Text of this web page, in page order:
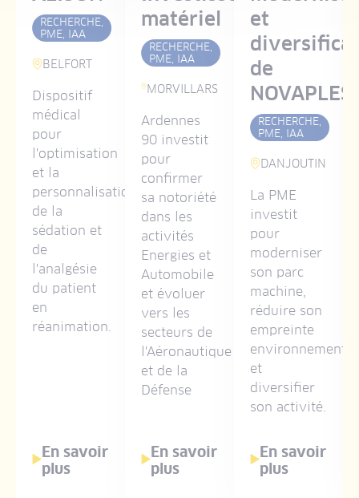
RECHERCHE,
PME, IAA
BELFORT
Dispositif
médical
pour
l'optimisation
et la
personnalisation
de la
sédation et
de
l'analgésie
du patient
en
réanimation.
En savoir
plus
matériel
RECHERCHE,
PME, IAA
MORVILLARS
Ardennes
90 investit
pour
confirmer
sa notoriété
dans les
activités
Energies et
Automobile
et évoluer
vers les
secteurs de
l'Aéronautique
et de la
Défense
En savoir
plus
et
de
RECHERCHE,
PME, IAA
DANJOUTIN
La PME
investit
pour
moderniser
son parc
machine,
réduire son
empreinte
et
diversifier
son activité.
En savoir
plus